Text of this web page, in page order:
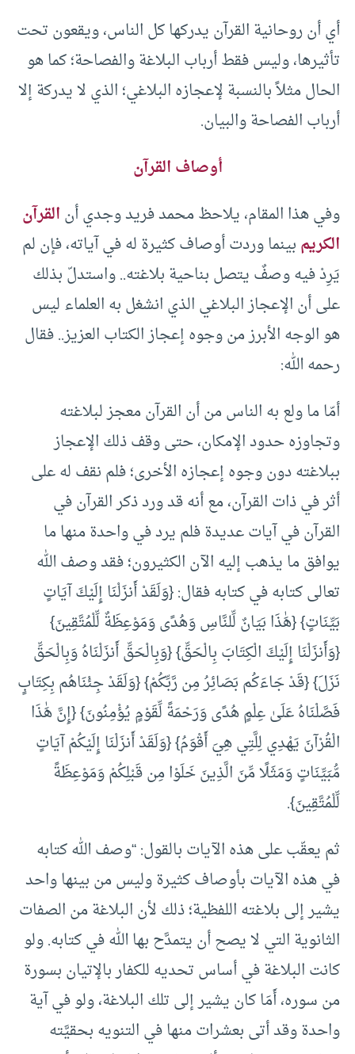
أي أن روحانية القرآن يدركها كل الناس، ويقعون تحت
تأثيرها، وليس فقط أرباب البلاغة والفصاحة؛ كما هو
الحال مثلاً بالنسبة لإعجازه البلاغي؛ الذي لا يدركة إلا
أرباب الفصاحة والبيان.
أوصاف القرآن
وفي هذا المقام، يلاحظ محمد فريد وجدي أنالقرآن
الكريمبينما وردت أوصاف كثيرة له في آياته، فإن لم
يَرِدْ فيه وصفٌ يتصل بناحية بلاغته.. واستدلّ بذلك
على أن الإعجاز البلاغي الذي انشغل به العلماء ليس
هو الوجه الأبرز من وجوه إعجاز الكتاب العزيز.. فقال
رحمه الله:
أمّا ما ولع به الناس من أن القرآن معجز لبلاغته
وتجاوزه حدود الإمكان، حتى وقف ذلك الإعجاز
ببلاغته دون وجوه إعجازه الأخرى؛ فلم نقف له على
أثر في ذات القرآن، مع أنه قد ورد ذكر القرآن في
القرآن في آيات عديدة فلم يرد في واحدة منها ما
يوافق ما يذهب إليه الآن الكثيرون؛ فقد وصف الله
تعالى كتابه في كتابه فقال: {وَلَقَدْ أَنزَلْنَا إِلَيْكَ آيَاتٍ
بَيِّنَاتٍ} {هَٰذَا بَيَانٌ لِّلنَّاسِ وَهُدًى وَمَوْعِظَةٌ لِّلْمُتَّقِينَ}
{وَأَنزَلْنَا إِلَيْكَ الْكِتَابَ بِالْحَقِّ} {وَبِالْحَقِّ أَنزَلْنَاهُ وَبِالْحَقِّ
نَزَلَ} {قَدْ جَاءَكُم بَصَائِرُ مِن رَّبِّكُمْ} {وَلَقَدْ جِئْنَاهُم بِكِتَابٍ
فَصَّلْنَاهُ عَلَىٰ عِلْمٍ هُدًى وَرَحْمَةً لِّقَوْمٍ يُؤْمِنُونَ} {إِنَّ هَٰذَا
الْقُرْآنَ يَهْدِي لِلَّتِي هِيَ أَقْوَمُ} {وَلَقَدْ أَنزَلْنَا إِلَيْكُمْ آيَاتٍ
مُّبَيِّنَاتٍ وَمَثَلًا مِّنَ الَّذِينَ خَلَوْا مِن قَبْلِكُمْ وَمَوْعِظَةً
لِّلْمُتَّقِينَ}.
ثم يعقّب على هذه الآيات بالقول: “وصف الله كتابه
في هذه الآيات بأوصاف كثيرة وليس من بينها واحد
يشير إلى بلاغته اللفظية؛ ذلك لأن البلاغة من الصفات
الثانوية التي لا يصح أن يتمدَّح بها الله في كتابه. ولو
كانت البلاغة في أساس تحديه للكفار بالإتيان بسورة
من سوره، أَمَا كان يشير إلى تلك البلاغة، ولو في آية
واحدة وقد أتى بعشرات منها في التنويه بحقيَّته